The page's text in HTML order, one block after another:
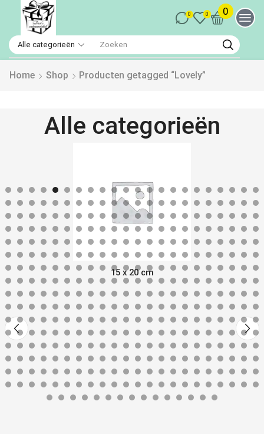
0 0 0
Home Shop Producten getagged “Lovely”
Alle categorieën
15 x 20 cm